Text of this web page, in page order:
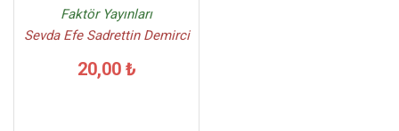
Faktör Yayınları
Sevda Efe Sadrettin Demirci
20,00 ₺